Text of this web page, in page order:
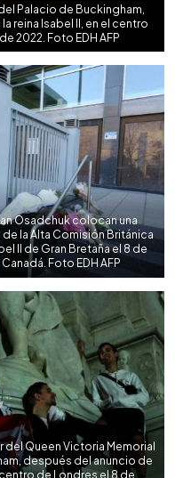
Palacio de Buckingham,
reina Isabel II, en el centro
2022. Foto EDH AFP
Osadchuk colocan una
la Alta Comisión Británica
II de Gran Bretaña el 8 de
Foto EDH AFP
Queen Victoria Memorial
después del anuncio de
de Londres el 8 de